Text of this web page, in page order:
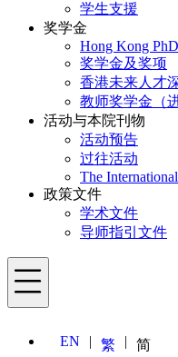
学生支援
奖学金
Hong Kong
奖学金及奖项
香港未来人才
教师奖学金（
活动与本院刊物
活动预告
过往活动
The
政策文件
学术文件
导师指引文件
Menu
EN 繁 简